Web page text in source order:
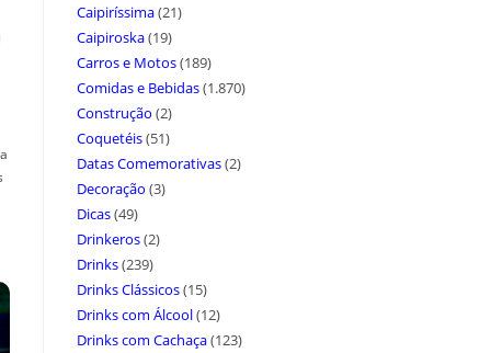
Caipiríssima(21)
Caipiroska(19)
Carros e Motos(189)
Comidas e Bebidas(1.870)
Construção (2)
Coquetéis(51)
Datas Comemorativas(2)
Decoração (3)
Dicas(49)
Drinkeros(2)
Drinks(239)
Drinks Clássicos(15)
Drinks com Álcool(12)
Drinks com Cachaça(123)